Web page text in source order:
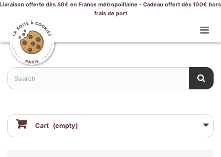
Livraison offerte dès 50€ en France métropolitaine - Cadeau offert dès 100€ hors
frais de port
Cart (empty)